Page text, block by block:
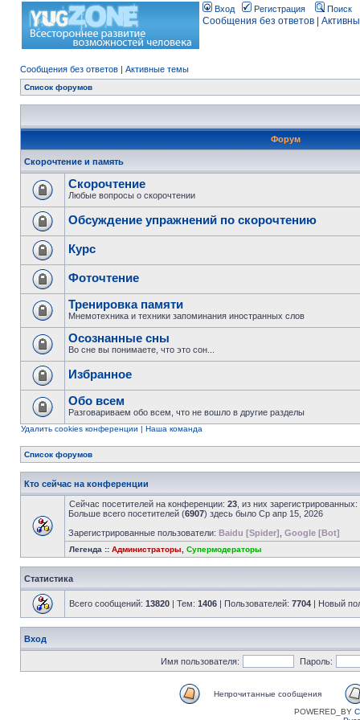
Вход Регистрация Поиск
Сообщения без ответов
Сообщения без ответов | Активные темы
Список форумов
Форум
Скорочтение и память
Скорочтение
Любые вопросы о скорочтении
Обсуждение упражнений по скорочтению
Курс
Фоточтение
Тренировка памяти
Мнемотехника и техники запоминания иностранных слов
Осознанные сны
Во сне вы понимаете, что это сон...
Избранное
Обо всем
Разговариваем обо всем, что не вошло в другие разделы
Удалить cookies конференции | Наша команда
Список форумов
Кто сейчас на конференции
Сейчас посетителей на конференции: 23 , из них
Больше всего посетителей (6907) здесь было Ср апр 15, 2026
Зарегистрированные пользователи: Baidu [Spider] Google [Bot]
Легенда :: Администраторы Супермодераторы
Статистика
Всего сообщений: 13820 | Тем: 1406 | Пользователей: 7704 | Новый
Вход
Имя пользователя: Пароль:
Непрочитанные сообщения
POWERED_BY